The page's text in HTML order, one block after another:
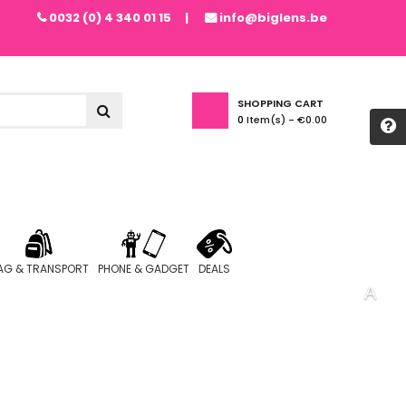
0032 (0) 4 340 01 15 info@biglens.be
SHOPPING CART
0 Item(s) - €0.00
& TRANSPORT PHONE & GADGET DEALS